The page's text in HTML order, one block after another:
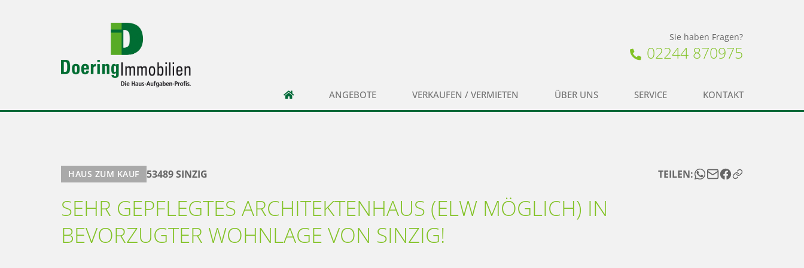
Sie haben Fragen?
02244 870975
ANGEBOTE VERKAUFEN / VERMIETEN ÜBER UNS SERVICE KONTAKT
HAUS ZUM KAUF 53489 SINZIG TEILEN:
SEHR GEPFLEGTES ARCHITEKTENHAUS (ELW MÖGLICH) IN
BEVORZUGTER WOHNLAGE VON SINZIG!